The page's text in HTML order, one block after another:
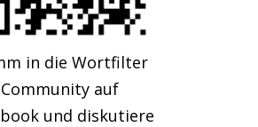
in die Wortfilter
Community auf
und diskutiere